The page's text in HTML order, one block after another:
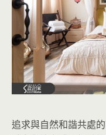
追求與自然和諧共處